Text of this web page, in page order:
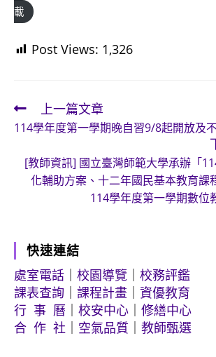
載
Post Views: 1,326
Read
more
articles
上一篇文章
114學年度第一學期晚自習9/8起開放及
[教師資訊] 國立臺灣師範大學承辦「
化輔助方案、十二年國民基本教育課
114學年度第一學期數位
快速連結
處室電話
校園導覽
校務評鑑
課表查詢
課程計畫
資優教育
行 事 曆
校安中心
修繕中心
合 作 社
空氣品質 教師甄選